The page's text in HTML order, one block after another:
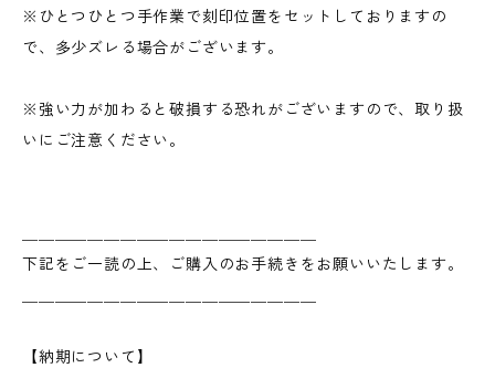
※ひとつひとつ手作業で刻印位置をセットしておりますの
で、多少ズレる場合がございます。
※強い力が加わると破損する恐れがございますので、取り扱
いにご注意ください。
下記をご一読の上、ご購入のお手続きをお願いいたします。
【納期について】